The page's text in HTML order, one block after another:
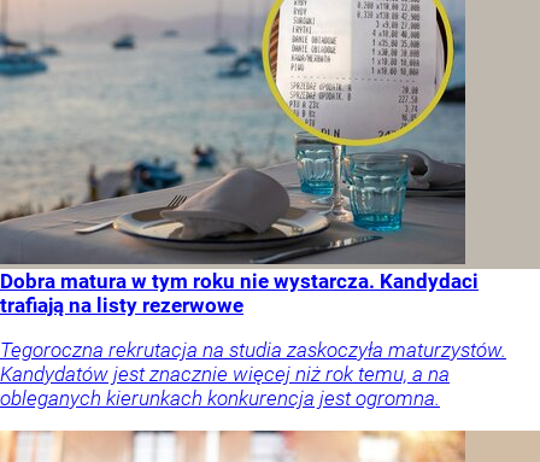
Dobra matura w tym roku nie wystarcza. Kandydaci
trafiają na listy rezerwowe
Tegoroczna rekrutacja na studia zaskoczyła maturzystów.
Kandydatów jest znacznie więcej niż rok temu, a na
obleganych kierunkach konkurencja jest ogromna.